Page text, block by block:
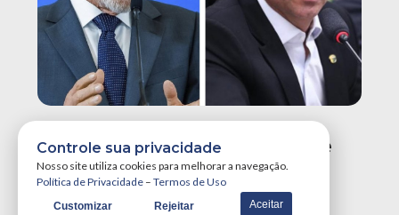
Lula Tem 45% Contra 40% De
Flávio No 2º Turno, Aponta
Pesquisa Meio/Ideia
Controle sua privacidade
Nosso site utiliza cookies para melhorar a navegação.
Política de Privacidade – Termos de Uso
Customizar Rejeitar Aceitar